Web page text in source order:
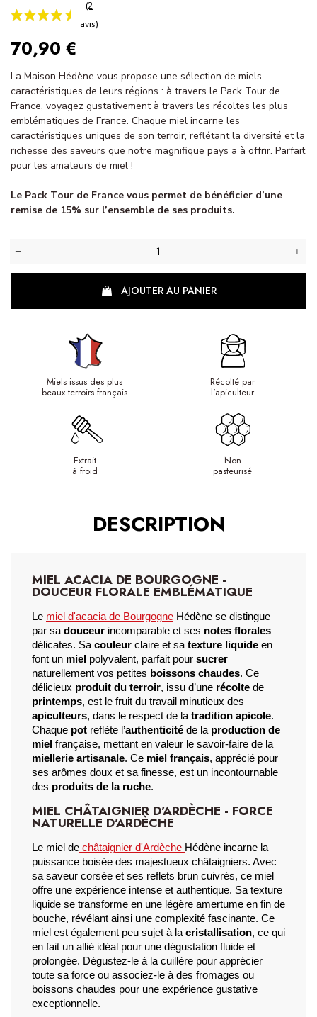
(2
avis)
70,90 €
La Maison Hédène vous propose une sélection de miels
caractéristiques de leurs régions : à travers le Pack Tour de
France, voyagez gustativement à travers les récoltes les plus
emblématiques de France. Chaque miel incarne les
caractéristiques uniques de son terroir, reflétant la diversité et la
richesse des saveurs que notre magnifique pays a à offrir. Parfait
pour les amateurs de miel !
Le Pack Tour de France vous permet de bénéficier d’une
remise de 15% sur l’ensemble de ses produits.
AJOUTER AU PANIER
Miels issus des plus
beaux terroirs français
Récolté par
l'apiculteur
Extrait
à froid
Non
pasteurisé
DESCRIPTION
MIEL ACACIA DE BOURGOGNE -
DOUCEUR FLORALE EMBLÉMATIQUE
Le miel d'acacia de Bourgogne Hédène se distingue
par sa douceur incomparable et ses notes florales
délicates. Sa couleur claire et sa texture liquide en
font un miel polyvalent, parfait pour sucrer
naturellement vos petites boissons chaudes. Ce
délicieux produit du terroir, issu d’une récolte
printemps
apiculteurs, dans le respect de la tradition apicole.
Chaque pot reflète l’authenticité de la production de
miel
miellerie artisanale. Ce miel français, apprécié pour
ses arômes doux et sa finesse, est un incontournable
des produits de la ruche.
MIEL CHÂTAIGNIER D'ARDÈCHE - FORCE
NATURELLE D'ARDÈCHE
Le miel de châtaignier d'Ardèche Hédène incarne la
puissance boisée des majestueux châtaigniers. Avec
sa saveur corsée et ses reflets brun cuivrés, ce miel
offre une expérience intense et authentique. Sa texture
liquide se transforme en une légère amertume en fin de
bouche, révélant ainsi une complexité fascinante. Ce
miel est également peu sujet à la cristallisation, ce qui
en fait un allié idéal pour une dégustation fluide et
prolongée. Dégustez-le à la cuillère pour apprécier
toute sa force ou associez-le à des fromages ou
boissons chaudes pour une expérience gustative
exceptionnelle.